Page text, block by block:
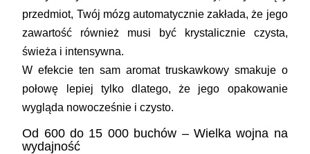
przedmiot, Twój mózg automatycznie zakłada, że jego
zawartość również musi być krystalicznie czysta,
świeża i intensywna.
W efekcie ten sam aromat truskawkowy smakuje o
połowę lepiej tylko dlatego, że jego opakowanie
wygląda nowocześnie i czysto.
Od 600 do 15 000 buchów – Wielka wojna na
wydajność